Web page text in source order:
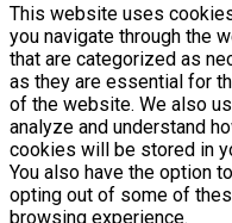
This website uses
you navigate through the
that are categorized as
as they are essential for
of the website. We also
analyze and understand
cookies will be stored in
You also have the option
opting out of some of
browsing experience.